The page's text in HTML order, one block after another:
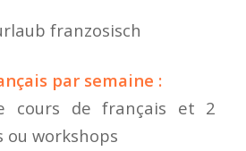
par semaine :
cours de français et 2
ou workshops